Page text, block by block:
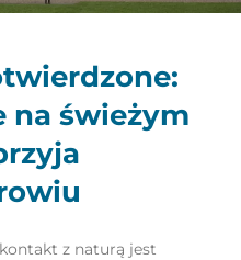
na świeżym
z naturą jest